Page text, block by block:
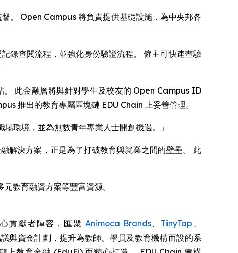
。 Open Campus 將負責提供基礎設施，為中央邦各
錄查閱流程，並強化身份驗證流程。 僱主可快速查驗
此金融層將與針對學生及校友的 Open Campus ID
推出的教育專屬區塊鏈 EDU Chain 上妥善管理。
環境，並為無數青年專業人士開創機遇。」
決方案，正是為了打破教育與就業之間的壁壘。 此
教育融資方案等豐富資源。
貢獻者陣容，匯聚 Animoca Brands、 TinyTap
與資金計劃，提升為教師、學員及教育機構而設的系